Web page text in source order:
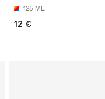
125 ML
12 €